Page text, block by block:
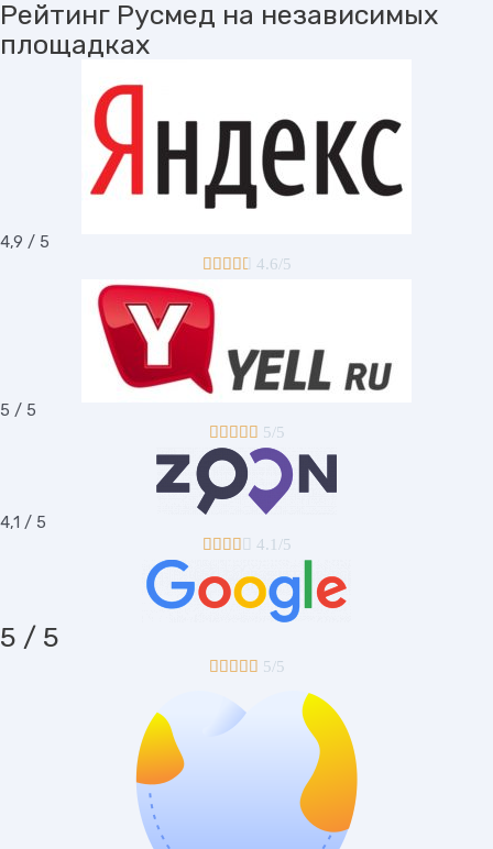
Рейтинг Русмед на независимых
площадках
4,9 / 5
     4.6/5
5 / 5
     5/5
4,1 / 5
     4.1/5
5 / 5
     5/5